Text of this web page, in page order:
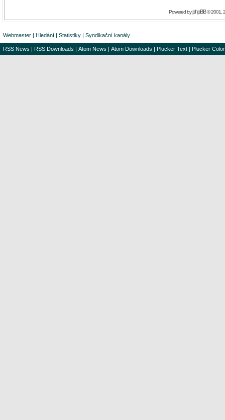
Powered byphpBB© 2001,
Webmaster | Hledání | Statistiky | Syndikační kanály
RSS News | RSS Downloads | Atom News | Atom Downloads | Plucker Text | Plucker Color